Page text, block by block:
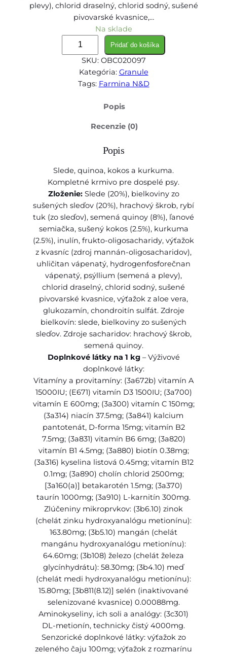
plevy), chlorid draselný, chlorid sodný, sušené
pivovarské kvasnice,…
Na sklade
n
m
i
n
a
N
&
D
d
o
g
Q
U
I
N
O
(
F
)
a
d
u
l
t
m
i
n
i
,
s
k
i
n
&
c
o
a
t
,
h
e
Pridať do košíka
SKU: OBC020097
Kategória: Granule
Tags: Farmina N&D
Popis
Recenzie (0)
Popis
Slede, quinoa, kokos a kurkuma.
Kompletné krmivo pre dospelé psy.
Zloženie:Slede (20%), bielkoviny zo
sušených sleďov (20%), hrachový škrob, rybí
tuk (zo sleďov), semená quinoy (8%), ľanové
semiačka, sušený kokos (2.5%), kurkuma
(2.5%), inulín, frukto-oligosacharidy, výťažok
z kvasníc (zdroj mannán-oligosacharidov),
uhličitan vápenatý, hydrogenfosforečnan
vápenatý, psýllium (semená a plevy),
chlorid draselný, chlorid sodný, sušené
pivovarské kvasnice, výťažok z aloe vera,
glukozamín, chondroitín sulfát. Zdroje
bielkovín: slede, bielkoviny zo sušených
sleďov. Zdroje sacharidov: hrachový škrob,
semená quinoy.
Doplnkové látky na 1 kg– Výživové
doplnkové látky:
Vitamíny a provitamíny: (3a672b) vitamín A
15000IU; (E671) vitamín D3 1500IU; (3a700)
vitamín E 600mg; (3a300) vitamín C 150mg;
(3a314) niacín 37.5mg; (3a841) kalcium
pantotenát, D-forma 15mg; vitamín B2
7.5mg; (3a831) vitamín B6 6mg; (3a820)
vitamín B1 4.5mg; (3a880) biotín 0.38mg;
(3a316) kyselina listová 0.45mg; vitamín B12
0.1mg; (3a890) cholín chlorid 2500mg;
[3a160(a)] betakarotén 1.5mg; (3a370)
taurín 1000mg; (3a910) L-karnitín 300mg.
Zlúčeniny mikroprvkov: (3b6.10) zinok
(chelát zinku hydroxyanalógu metionínu):
163.80mg; (3b5.10) mangán (chelát
mangánu hydroxyanalógu metionínu):
64.60mg; (3b108) železo (chelát železa
glycínhydrátu): 58.30mg; (3b4.10) meď
(chelát medi hydroxyanalógu metionínu):
15.80mg; [3b811(8.12)] selén (inaktivované
selenizované kvasnice) 0.00088mg.
Aminokyseliny, ich soli a analógy: (3c301)
DL-metionín, technicky čistý 4000mg.
Senzorické doplnkové látky: výťažok zo
zeleného čaju 100mg; výťažok z rozmarínu